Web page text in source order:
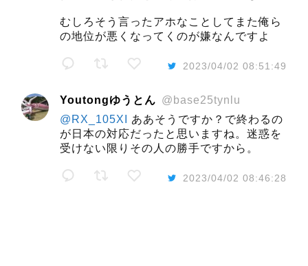
むしろそう言ったアホなことしてまた俺ら
の地位が悪くなってくのが嫌なんですよ
2023/04/02 08:51:49
Youtongゆうとん @base25tynlu
@RX_105XI
ああそうですか？で終わるの
が日本の対応だったと思いますね。迷惑を
受けない限りその人の勝手ですから。
2023/04/02 08:46:28